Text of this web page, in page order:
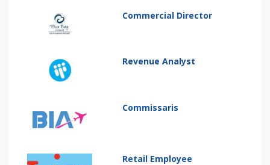
Commercial Director
Revenue Analyst
Commissaris
Retail Employee